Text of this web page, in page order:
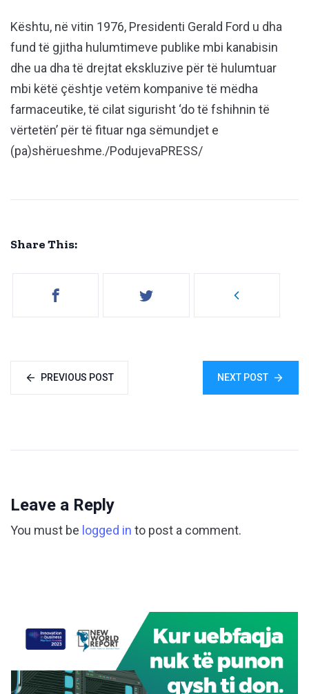
Kështu, në vitin 1976, Presidenti Gerald Ford u dha
fund të gjitha hulumtimeve publike mbi kanabisin
dhe ua dha të drejtat ekskluzive për të hulumtuar
mbi këtë çështje vetëm kompanive të mëdha
farmaceutike, të cilat sigurisht ‘do të fshihnin të
vërtetën’ për të fituar nga sëmundjet e
(pa)shërueshme./PodujevaPRESS/
Share This:
PREVIOUS POST NEXT POST
Leave a Reply
You must be logged in to post a comment.